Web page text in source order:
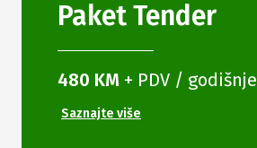
PaketTender
480 KM + PDV / godišnje
Saznajte više